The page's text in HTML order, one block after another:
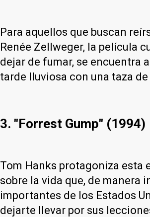
Para aquellos que buscan
Renée Zellweger, la película
dejar de fumar, se encuentra
tarde lluviosa con una taza
3. "Forrest Gump" (1994)
Tom Hanks protagoniza esta
sobre la vida que, de
importantes de los Estados
dejarte llevar por sus